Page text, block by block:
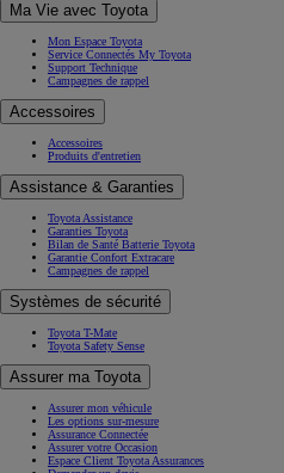
Ma Vie avec Toyota
Mon Espace Toyota
Service Connectés My Toyota
Support Technique
Campagnes de rappel
Accessoires
Accessoires
Produits d'entretien
Assistance & Garanties
Toyota Assistance
Garanties Toyota
Bilan de Santé Batterie Toyota
Garantie Confort Extracare
Campagnes de rappel
Systèmes de sécurité
Toyota T-Mate
Toyota Safety Sense
Assurer ma Toyota
Assurer mon véhicule
Les options sur-mesure
Assurance Connectée
Assurer votre Occasion
Espace Client Toyota Assurances